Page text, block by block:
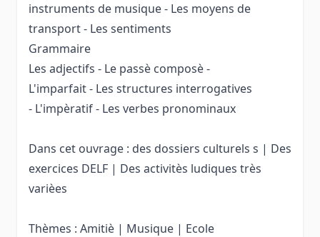
instruments de musique - Les moyens de
transport - Les sentiments
Grammaire
Les adjectifs - Le passè composè -
L'imparfait - Les structures interrogatives
- L'impèratif - Les verbes pronominaux
Dans cet ouvrage : des dossiers culturels s | Des
exercices DELF | Des activitès ludiques très
varièes
Thèmes : Amitiè | Musique | Ecole